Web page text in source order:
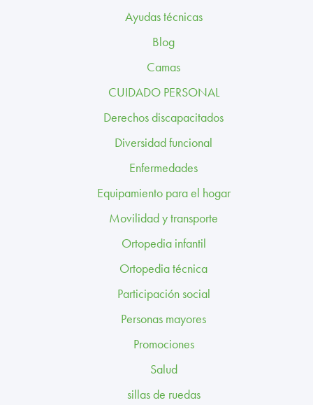
BLOG
CONTACTO
CANAL ÉTICO
Ayudas técnicas
Blog
Camas
CUIDADO PERSONAL
Derechos discapacitados
Diversidad funcional
Enfermedades
Equipamiento para el hogar
Movilidad y transporte
Ortopedia infantil
Ortopedia técnica
Participación social
Personas mayores
Promociones
Salud
sillas de ruedas